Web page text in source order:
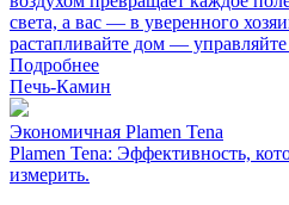
света, а вас — в уверенного
растапливайте дом —
Подробнее
Печь-Камин
Экономичная Plamen Tena
Plamen Tena: Эффективность,
измерить.